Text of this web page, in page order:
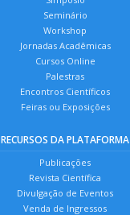
Seminário
Workshop
Jornadas Acadêmicas
Cursos Online
Palestras
Encontros Científicos
Feiras ou Exposições
RECURSOS DA PLATAFORMA
Publicações
Revista Científica
Divulgação de Eventos
Venda de Ingressos